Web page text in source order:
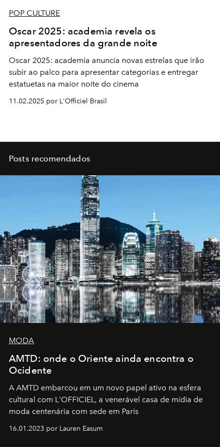
POP CULTURE
Oscar 2025: academia revela os
apresentadores da grande noite
Oscar 2025: academia anuncia novas estrelas que irão
subir ao palco para apresentar categorias e entregar
estatuetas na maior noite do cinema
11.02.2025 por L'Officiel Brasil
Posts recomendados
MODA
AMTD: onde o Oriente ainda encontra o
Ocidente
A AMTD embarcou em um novo papel ativo na esfera
cultural com L'OFFICIEL, a venerável casa de mídia de
moda centenária com sede em Paris
16.01.2023 por Lauren Easum